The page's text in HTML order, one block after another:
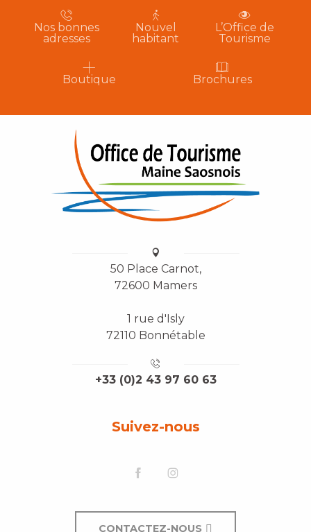
Nos bonnes
adresses
Nouvel
habitant
L’Office de
Tourisme
Boutique Brochures
50 Place Carnot,
72600 Mamers
1 rue d'Isly
72110 Bonnétable
+33 (0)2 43 97 60 63
Suivez-nous
CONTACTEZ-NOUS